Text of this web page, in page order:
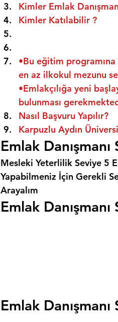
Kimler Emlak
Kimler Katılabilir ?
•Bu eğitim
en az ilkokul mezunu
•Emlakçılığa yeni
bulunması
Nasıl Başvuru Yapılır?
Karpuzlu Aydın
Emlak
Mesleki Yeterlilik Seviye 5
Yapabilmeniz İçin Gerekli
Arayalım
Emlak
Emlak